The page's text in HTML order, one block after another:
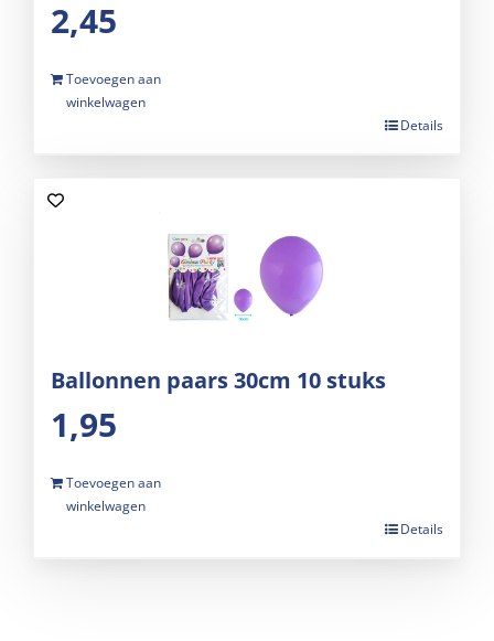
2,45
Toevoegen aan
winkelwagen
Details
Ballonnen paars 30cm 10 stuks
1,95
Toevoegen aan
winkelwagen
Details